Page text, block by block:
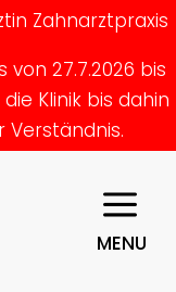
Zahnarztpraxis
27.7.2026 bis
Klinik bis dahin
MENU